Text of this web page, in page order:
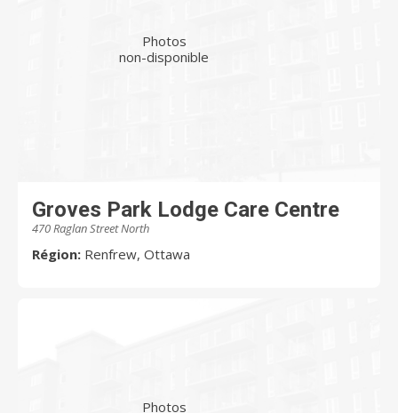
Photos
non-disponible
Groves Park Lodge Care Centre
470 Raglan Street North
Région: Renfrew, Ottawa
Photos